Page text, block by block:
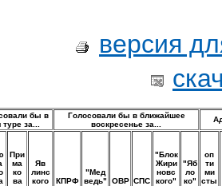
версия
бы в
за...
Голосовали бы в ближайшее
воскресенье за...
При
ма
ко
ва
Яв
линс
кого
КПРФ
"Мед
ведь"
ОВР СПС
"Блок
Жири
новс
кого"
"Яб
ло
ко"
оп
ти
ми
сты